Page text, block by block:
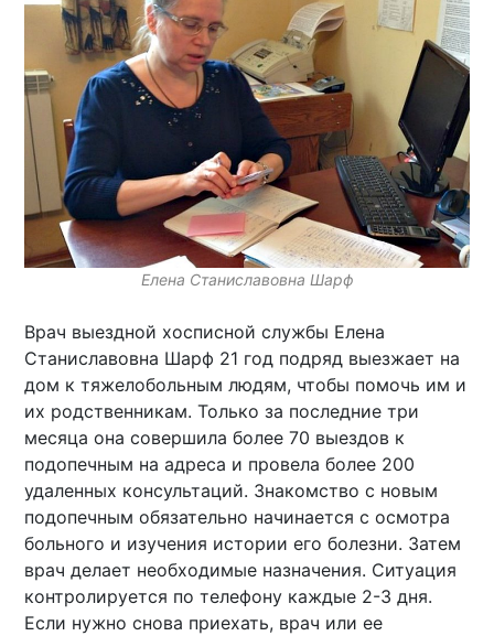
Елена Станиславовна Шарф
Врач выездной хосписной службы Елена
Станиславовна Шарф 21 год подряд выезжает на
дом к тяжелобольным людям, чтобы помочь им и
их родственникам. Только за последние три
месяца она совершила более 70 выездов к
подопечным на адреса и провела более 200
удаленных консультаций. Знакомство с новым
подопечным обязательно начинается с осмотра
больного и изучения истории его болезни. Затем
врач делает необходимые назначения. Ситуация
контролируется по телефону каждые 2-3 дня.
Если нужно снова приехать, врач или ее